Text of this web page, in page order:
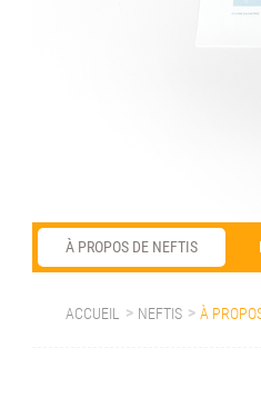
À PROPOS DE NEFTIS
ACCUEIL NEFTIS À